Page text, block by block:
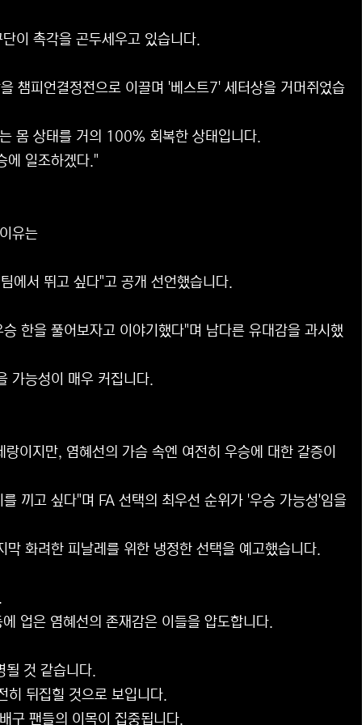
이 촉각을 곤두세우고 있습니다.
피언결정전으로 이끌며 '베스트7' 세터상을 거머쥐었습
몸 상태를 거의 100% 회복한 상태입니다.
에 일조하겠다."
유는
에서 뛰고 싶다"고 공개 선언했습니다.
한을 풀어보자고 이야기했다"며 남다른 유대감을 과시했
가능성이 매우 커집니다.
이지만, 염혜선의 가슴 속엔 여전히 우승에 대한 갈증이
끼고 싶다"며 FA 선택의 최우선 순위가 '우승 가능성'임을
화려한 피날레를 위한 냉정한 선택을 예고했습니다.
업은 염혜선의 존재감은 이들을 압도합니다.
될 것 같습니다.
히 뒤집힐 것으로 보입니다.
구 팬들의 이목이 집중됩니다.